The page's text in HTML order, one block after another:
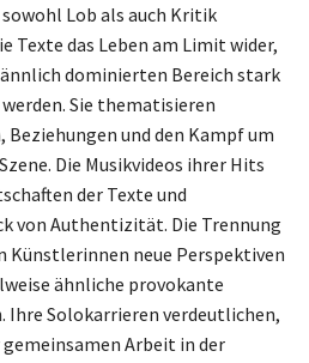
Lob als auch Kritik
Texte das Leben am Limit wider,
dominierten Bereich stark
Sie thematisieren
und den Kampf um
Die Musikvideos ihrer Hits
der Texte und
von Authentizität. Die Trennung
Künstlerinnen neue Perspektiven
ähnliche provokante
Solokarrieren verdeutlichen,
Arbeit in der